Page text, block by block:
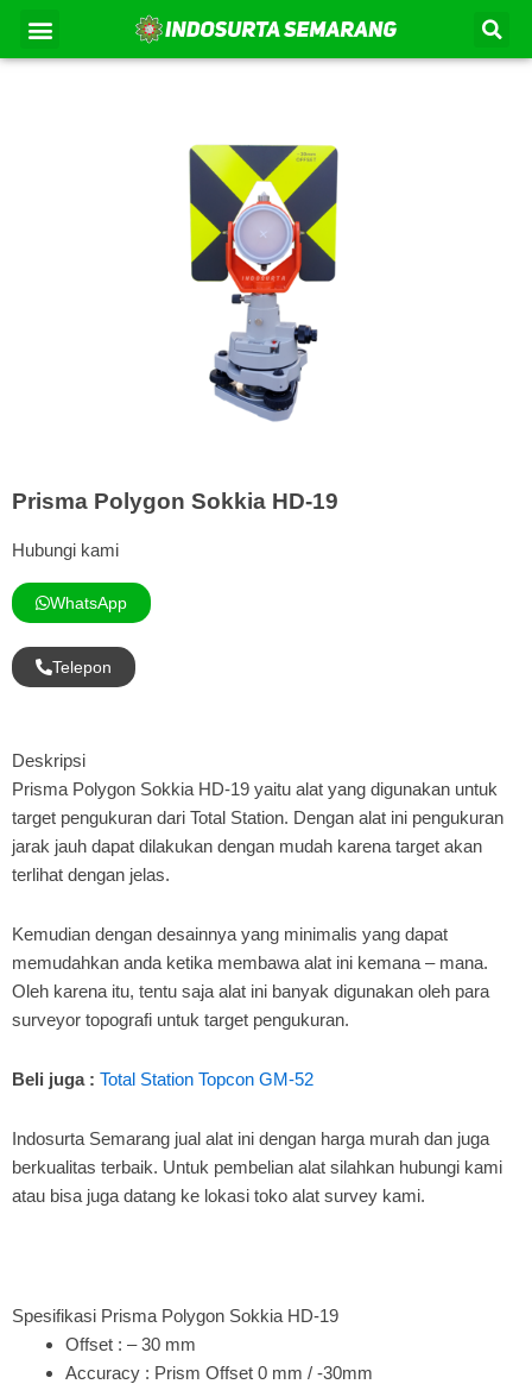
konten
Menu
Prisma Polygon Sokkia HD-19
Hubungi kami
WhatsApp
Telepon
Deskripsi
Prisma Polygon Sokkia HD-19 yaitu alat yang digunakan untuk
target pengukuran dari Total Station. Dengan alat ini pengukuran
jarak jauh dapat dilakukan dengan mudah karena target akan
terlihat dengan jelas.
Kemudian dengan desainnya yang minimalis yang dapat
memudahkan anda ketika membawa alat ini kemana – mana.
Oleh karena itu, tentu saja alat ini banyak digunakan oleh para
surveyor topografi untuk target pengukuran.
Beli juga : Total Station Topcon GM-52
Indosurta Semarang jual alat ini dengan harga murah dan juga
berkualitas terbaik. Untuk pembelian alat silahkan hubungi kami
atau bisa juga datang ke lokasi toko alat survey kami.
Spesifikasi Prisma Polygon Sokkia HD-19
Offset : – 30 mm
Accuracy : Prism Offset 0 mm / -30mm